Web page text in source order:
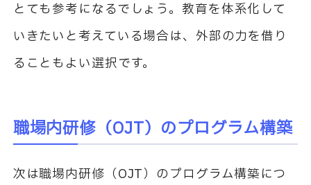
とても参考になるでしょう。教育を体系化して
いきたいと考えている場合は、外部の力を借り
ることもよい選択です。
職場内研修（OJT）のプログラム構築
次は職場内研修（OJT）のプログラム構築につ